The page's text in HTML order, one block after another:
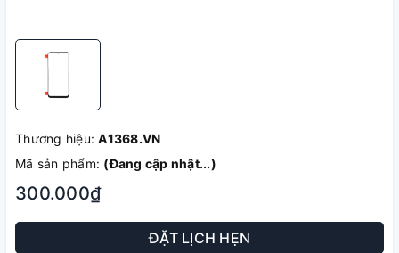
Thương hiệu:A1368.VN
Mã sản phẩm: (Đang cập nhật...)
300.000₫
ĐẶT LỊCH HẸN